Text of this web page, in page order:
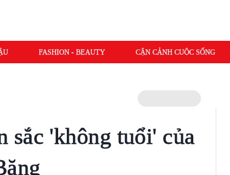
FASHION - BEAUTY CẬN CẢNH CUỘC SỐNG
sắc 'không tuổi' của